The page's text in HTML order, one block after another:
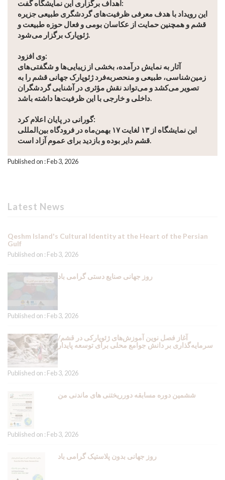
اهداف برگزاری این نمایشگاه گفت:
این رویداد با هدف معرفی ظرفیت‌های گردشگری طبیعی جزیره
قشم و همچنین حمایت از عکاسان بومی و فعال حوزه طبیعت و
ژئوپارک برگزار می‌شود.
وی افزود:
آثار به نمایش درآمده، بخشی از زیبایی‌ها و شگفتی‌های
زمین‌شناسی، طبیعی و منحصربه‌فرد ژئوپارک جهانی قشم را به
تصویر می‌کشد و می‌تواند نقش مؤثری در آشنایی گردشگران
داخلی و خارجی با این ظرفیت‌ها داشته باشد.
گورانی در پایان اعلام کرد:
این نمایشگاه از ۱۳ لغایت ۱۷ بهمن‌ماه در فرودگاه بین‌المللی
قشم دایر بوده و بازدید برای عموم آزاد است.
Published on : Feb 3, 2026
Latest News
Qeshm Island's Cultural Identity at the Heart of the Persian
Gulf
Published on : Feb 3, 2026
روز جهانی صنایع دستی گرامی باد
Published on : Feb 3, 2026
آغاز فصل نوین آموزش‌های ژئوپارکی در قشم/
سرمایه‌گذاری بر دانش جوامع محلی برای توسعه پایدار
Published on : Feb 3, 2026
ششمین دوره مسابقه دورریختنی های ماندنی من
Published on : Feb 3, 2026
روز جهانی بدون پلاستیک گرامی باد